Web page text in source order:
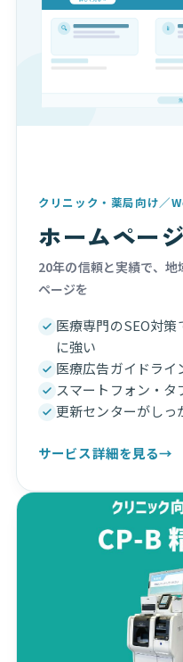
クリニック・薬局向け／
ホームペー
20年の信頼と実績で、
ページを
医療専門のSEO対
に強い
医療広告ガイドラ
スマートフォン・
更新センターがしっ
サービス詳細を見る→